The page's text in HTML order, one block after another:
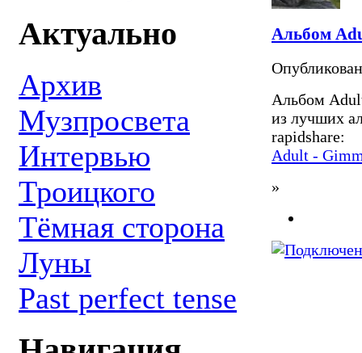
Актуально
Архив
Музпросвета
Интервью
Троицкого
Тёмная сторона
Луны
Past perfect tense
Альбом
Альбом
из лучших
rapidshare:
Adult -
»